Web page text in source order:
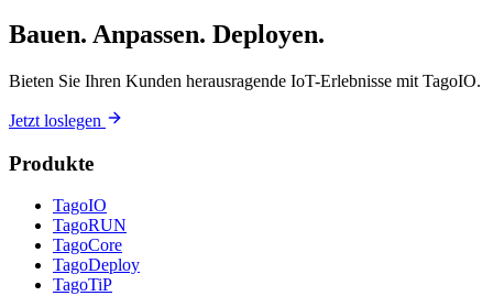
Bauen. Anpassen. Deployen.
Bieten Sie Ihren Kunden herausragende IoT-Erlebnisse mit TagoIO.
Jetzt loslegen
Produkte
TagoIO
TagoRUN
TagoCore
TagoDeploy
TagoTiP